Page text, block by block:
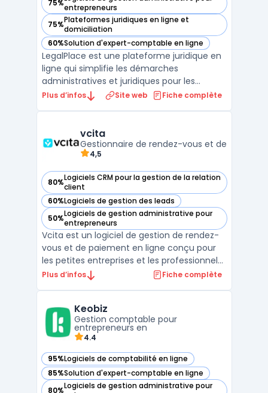
75%entrepreneurs
— voir LegalPlace dans cette catégorie
75%Plateformes juridiques en ligne et
domiciliation
— voir LegalPlace dans cette catégorie
60%Solution d'expert-comptable en ligne
— voir LegalPlace dans cette catégorie
LegalPlace est une plateforme juridique en
ligne qui simplifie les démarches
administratives et juridiques pour les
entrepreneurs, professionnels et
la domiciliation d'entreprise, la gestion des
contrats et ...
Plus d’infos Site web Fiche complète
vcita
Gestionnaire de rendez-vous et de
4,5
80%Logiciels CRM pour la gestion de la relation
client
— voir vcita dans cette catégorie
60%Logiciels de gestion des leads
— voir vcita dans cette catégorie
50%Logiciels de gestion administrative pour
entrepreneurs
— voir vcita dans cette catégorie
Vcita est un logiciel de gestion de rendez-
vous et de paiement en ligne conçu pour
les petites entreprises et les professionnels
indépendants. Il offre une gamme
avec leurs clients et à automatiser les
tâches admini ...
Plus d’infos Fiche complète
Keobiz
Gestion comptable pour
entrepreneurs en
4.4
95%Logiciels de comptabilité en ligne
— voir Keobiz dans cette catégorie
85%Solution d'expert-comptable en ligne
— voir Keobiz dans cette catégorie
80%Logiciels de gestion administrative pour